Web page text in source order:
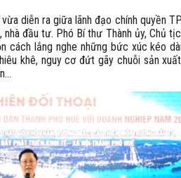
diễn ra giữa lãnh đạo chính quyền
đầu tư. Phó Bí thư Thành ủy, Chủ
cách lắng nghe những bức xúc kéo
khê, nguy cơ đứt gãy chuỗi sản